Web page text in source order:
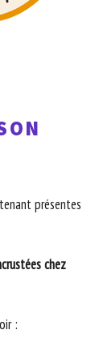
présentes
chez
: